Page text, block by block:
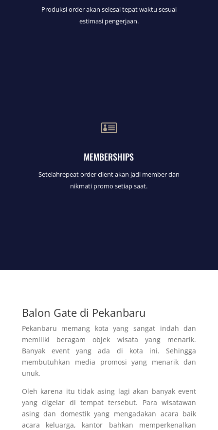
Produksi order akan selesai tepat waktu sesuai
estimasi pengerjaan.

MEMBERSHIPS
Setelahrepeat order client akan jadi member dan
nikmati promo setiap saat.
Balon Gate di Pekanbaru
Pekanbaru memang kota yang sangat indah dan
memiliki beragam objek wisata yang menarik.
Banyak event yang ada di kota ini. Sehingga
membutuhkan media promosi yang menarik dan
unuk.
Oleh karena itu tidak asing lagi akan banyak event
yang digelar di tempat tersebut. Para wisatawan
asing dan domestik yang mengadakan acara baik
acara keluarga, kantor bahkan memperkenalkan